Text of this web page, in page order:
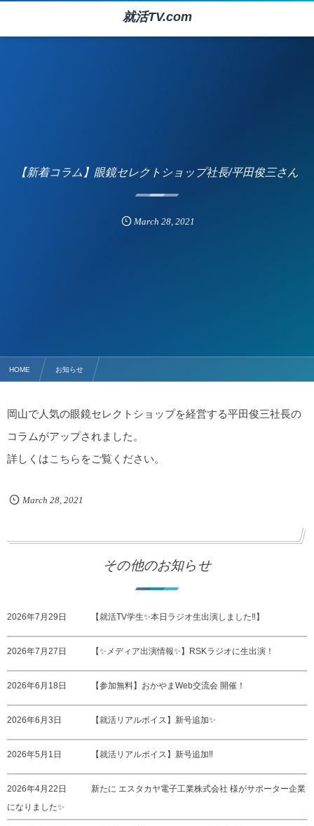
就活TV.com
【新着コラム】眼鏡セレクトショップ社長/平田俊三さん
March 28,2021
HOME お知らせ
岡山で人気の眼鏡セレクトショップを経営する平田俊三社長の
コラムがアップされました。
詳しくはこちら をご覧ください。
March 28, 2021
その他のお知らせ
2026年7月29日 【就活TV学生✨本日ラジオ生出演しました‼️】
2026年7月27日 【✨メディア出演情報✨】RSKラジオに生出演！
2026年6月18日 【参加無料】おかやまWeb交流会 開催！
2026年6月3日 【就活リアルボイス】新号追加✨
2026年5月1日 【就活リアルボイス】新号追加‼️
2026年4月22日
新たに エスタカヤ電子工業株式会社 様がサポーター企業
になりました✨